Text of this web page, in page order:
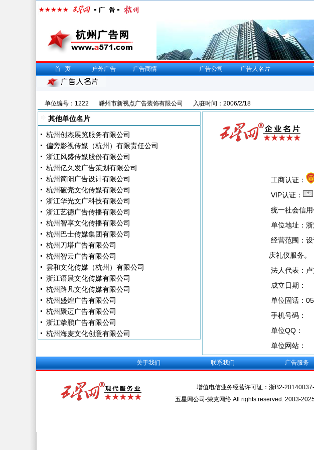
首页 户外广告 广告商情 广告公司 广告人名片
单位编号：1222 嵊州市新视点广告装饰有限公司 入驻时间：2006/2/18
其他单位名片
杭州创杰展览服务有限公司
偏旁影视传媒（杭州）有限责任公司
浙江风盛传媒股份有限公司
杭州亿久发广告策划有限公司
杭州简阳广告设计有限公司
杭州破壳文化传媒有限公司
浙江华光文广科技有限公司
浙江艺德广告传播有限公司
杭州智享文化传播有限公司
杭州巴士传媒集团有限公司
杭州刀塔广告有限公司
杭州智云广告有限公司
雲和文化传媒（杭州）有限公司
浙江语晨文化传媒有限公司
杭州路凡文化传媒有限公司
杭州盛煌广告有限公司
杭州聚迈广告有限公司
浙江挚鹏广告有限公司
杭州海麦文化创意有限公司
工商认证：
VIP认证：
统一社会信
单位地址：
经营范围：
庆礼仪服务。
法人代表：
成立日期：
单位固话：
手机号码：
单位QQ：
单位网站：
关于我们 联系我们 广告服务
增值电信业务经营许可证： 浙B2-
五星网公司-荣克网络 All rights reserved. 2003-